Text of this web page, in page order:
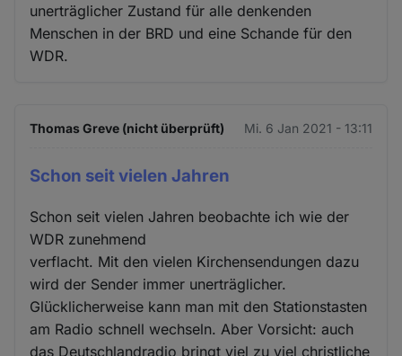
unerträglicher Zustand für alle denkenden
Menschen in der BRD und eine Schande für den
WDR.
Thomas Greve (nicht überprüft) Mi. 6 Jan 2021 - 13:11
Schon seit vielen Jahren
Schon seit vielen Jahren beobachte ich wie der
WDR zunehmend
verflacht. Mit den vielen Kirchensendungen dazu
wird der Sender immer unerträglicher.
Glücklicherweise kann man mit den Stationstasten
am Radio schnell wechseln. Aber Vorsicht: auch
das Deutschlandradio bringt viel zu viel christliche